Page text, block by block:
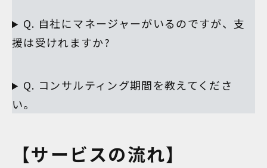
Q. 自社にマネージャーがいるのですが、支
援は受けれますか?
Q. コンサルティング期間を教えてくださ
い。
【サービスの流れ】